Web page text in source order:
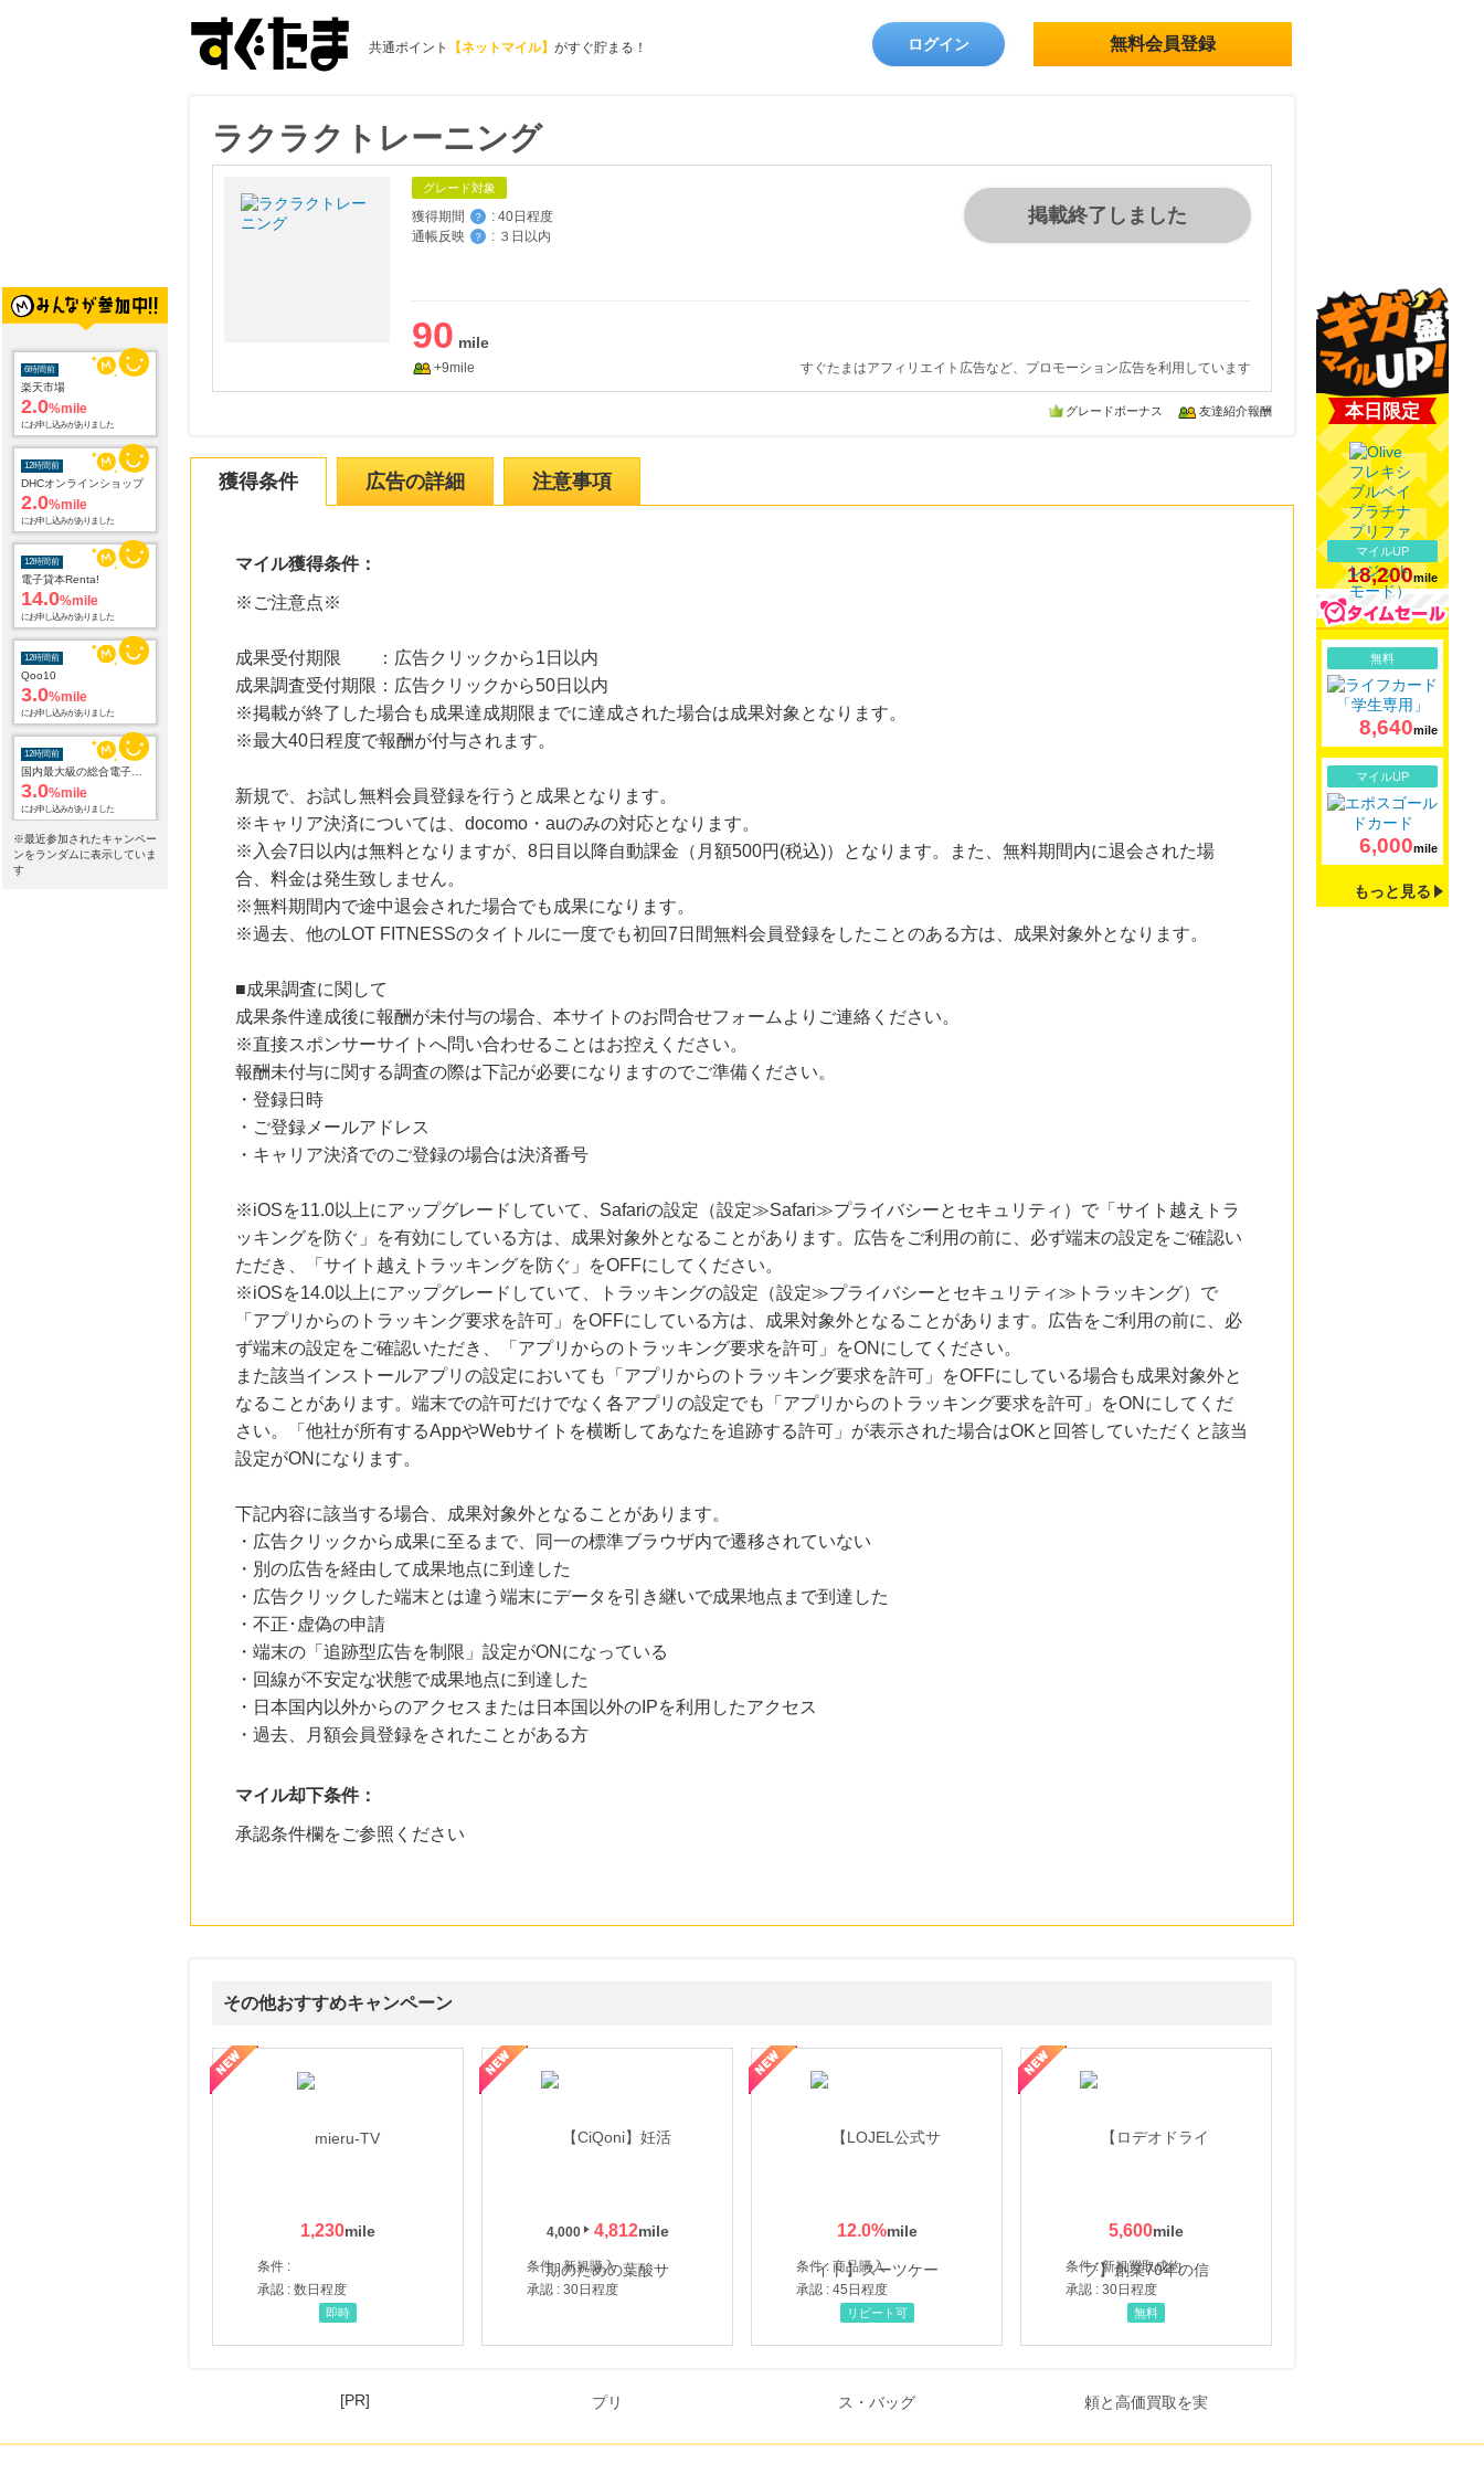
共通ポイント 【ネットマイル】 がすぐ貯まる！ ログイン 無料会員登録
6時間前
楽天市場
2.0%mile
にお申し込みがありました
12時間前
DHCオンラインショップ
2.0%mile
にお申し込みがありました
12時間前
電子貸本Renta!
14.0%mile
にお申し込みがありました
12時間前
Qoo10
3.0%mile
にお申し込みがありました
12時間前
3.0%mile
にお申し込みがありました
12時間前
※最近参加されたキャンペー
ンをランダムに表示していま
す
ラクラクトレーニング
グレード対象
獲得期間 ？ : 40日程度
通帳反映
？ : ３日以内
掲載終了しました
90
+9mile すぐたまはアフィリエイト広告など、プロモーション広告を利用しています
グレードボーナス 友達紹介報酬
獲得条件 広告の詳細 注意事項
マイル獲得条件：
※ご注意点※
成果受付期限 ：広告クリックから1日以内
成果調査受付期限：広告クリックから50日以内
※掲載が終了した場合も成果達成期限までに達成された場合は成果対象となります。
※最大40日程度で報酬が付与されます。
新規で、お試し無料会員登録を行うと成果となります。
※キャリア決済については、docomo・auのみの対応となります。
※入会7日以内は無料となりますが、8日目以降自動課金（月額500円(税込)）となります。また、無料期間内に退会された場
合、料金は発生致しません。
※無料期間内で途中退会された場合でも成果になります。
※過去、他のLOT FITNESSのタイトルに一度でも初回7日間無料会員登録をしたことのある方は、成果対象外となります。
■成果調査に関して
成果条件達成後に報酬が未付与の場合、本サイトのお問合せフォームよりご連絡ください。
※直接スポンサーサイトへ問い合わせることはお控えください。
報酬未付与に関する調査の際は下記が必要になりますのでご準備ください。
・登録日時
・ご登録メールアドレス
・キャリア決済でのご登録の場合は決済番号
※iOSを11.0以上にアップグレードしていて、Safariの設定（設定≫Safari≫プライバシーとセキュリティ）で「サイト越えトラ
ッキングを防ぐ」を有効にしている方は、成果対象外となることがあります。広告をご利用の前に、必ず端末の設定をご確認い
ただき、「サイト越えトラッキングを防ぐ」をOFFにしてください。
※iOSを14.0以上にアップグレードしていて、トラッキングの設定（設定≫プライバシーとセキュリティ≫トラッキング）で
「アプリからのトラッキング要求を許可」をOFFにしている方は、成果対象外となることがあります。広告をご利用の前に、必
ず端末の設定をご確認いただき、「アプリからのトラッキング要求を許可」をONにしてください。
また該当インストールアプリの設定においても「アプリからのトラッキング要求を許可」をOFFにしている場合も成果対象外と
なることがあります。端末での許可だけでなく各アプリの設定でも「アプリからのトラッキング要求を許可」をONにしてくだ
さい。「他社が所有するAppやWebサイトを横断してあなたを追跡する許可」が表示された場合はOKと回答していただくと該当
設定がONになります。
下記内容に該当する場合、成果対象外となることがあります。
・広告クリックから成果に至るまで、同一の標準ブラウザ内で遷移されていない
・別の広告を経由して成果地点に到達した
・広告クリックした端末とは違う端末にデータを引き継いで成果地点まで到達した
・不正･虚偽の申請
・端末の「追跡型広告を制限」設定がONになっている
・回線が不安定な状態で成果地点に到達した
・日本国内以外からのアクセスまたは日本国以外のIPを利用したアクセス
・過去、月額会員登録をされたことがある方
マイル却下条件：
承認条件欄をご参照ください
その他おすすめキャンペーン
1,230
条件 :
承認 : 数日程度
即時
4,000 4,812
条件 : 新規購入
承認 : 30日程度
12.0%
条件 : 商品購入
承認 : 45日程度
【LOJEL公式サイト】スーツケース・バッグ
リピート可
5,600
条件 : 新規買取成約
承認 : 30日程度
【ロデオドライブ】創業70年の信頼と高価買取を実現！ブランド品・貴金属の無料査定
無料
本日限定
マイルUP
18,200mile
無料
8,640mile
マイルUP
6,000mile
もっと見る
[PR]